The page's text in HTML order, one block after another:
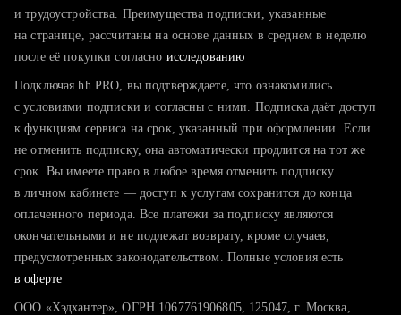
тратите много времени на поиск и вручную поднимаете
хотите сравнить себя с конкурентами и оценить шансы
и трудоустройства. Преимущества подписки, указанные
на странице, рассчитаны на основе данных в среднем в неделю
после её покупки согласно исследованию
Подключая hh PRO, вы подтверждаете, что ознакомились
с условиями подписки и согласны с ними. Подписка даёт доступ
к функциям сервиса на срок, указанный при оформлении. Если
не отменить подписку, она автоматически продлится на тот же
срок. Вы имеете право в любое время отменить подписку
в личном кабинете — доступ к услугам сохранится до конца
оплаченного периода. Все платежи за подписку являются
окончательными и не подлежат возврату, кроме случаев,
предусмотренных законодательством. Полные условия есть
в оферте
ООО «Хэдхантер», ОГРН 1067761906805, 125047, г. Москва,